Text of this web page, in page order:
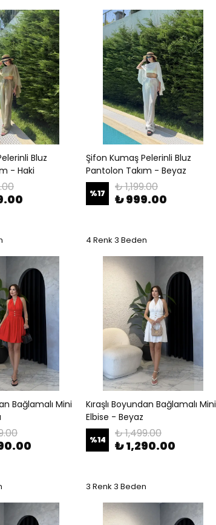
Bluz
- Haki
Şifon Kumaş Pelerinli Bluz
Pantolon Takım - Beyaz
%17 ₺ 1,199.00
₺ 999.00
4 Renk 3 Beden
Bağlamalı Mini
Kıraşlı Boyundan Bağlamalı Mini
Elbise - Beyaz
%14 ₺ 1,499.00
₺ 1,290.00
3 Renk 3 Beden